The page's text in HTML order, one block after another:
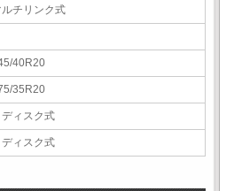
チリンク式
40R20
35R20
ィスク式
ィスク式